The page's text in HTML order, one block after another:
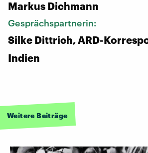
Markus Dichmann
Gesprächspartnerin:
Silke Dittrich, ARD-
Indien
Weitere Beiträge